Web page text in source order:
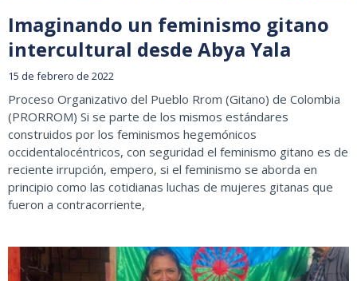
Imaginando un feminismo gitano
intercultural desde Abya Yala
15 de febrero de 2022
Proceso Organizativo del Pueblo Rrom (Gitano) de Colombia
(PRORROM) Si se parte de los mismos estándares
construidos por los feminismos hegemónicos
occidentalocéntricos, con seguridad el feminismo gitano es de
reciente irrupción, empero, si el feminismo se aborda en
principio como las cotidianas luchas de mujeres gitanas que
fueron a contracorriente,